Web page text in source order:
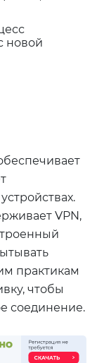
новой
VPN,
практикам
чтобы
соединение.